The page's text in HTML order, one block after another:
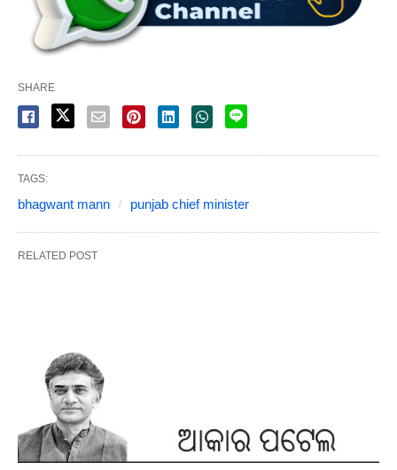
SHARE
TAGS:
bhagwant mann punjab chief minister
RELATED POST